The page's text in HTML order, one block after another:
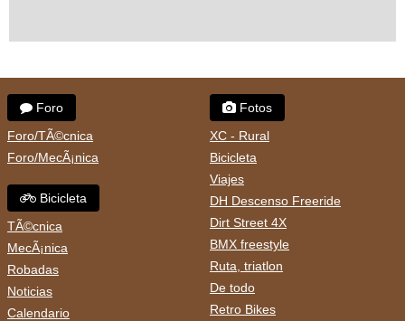
Foro
Foro/TÃ©cnica
Foro/MecÃ¡nica
Bicicleta
TÃ©cnica
MecÃ¡nica
Robadas
Noticias
Calendario
Fotos
XC - Rural
Bicicleta
Viajes
DH Descenso Freeride
Dirt Street 4X
BMX freestyle
Ruta, triatlon
De todo
Retro Bikes